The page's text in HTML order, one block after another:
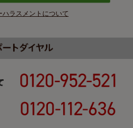
ハラスメントについて